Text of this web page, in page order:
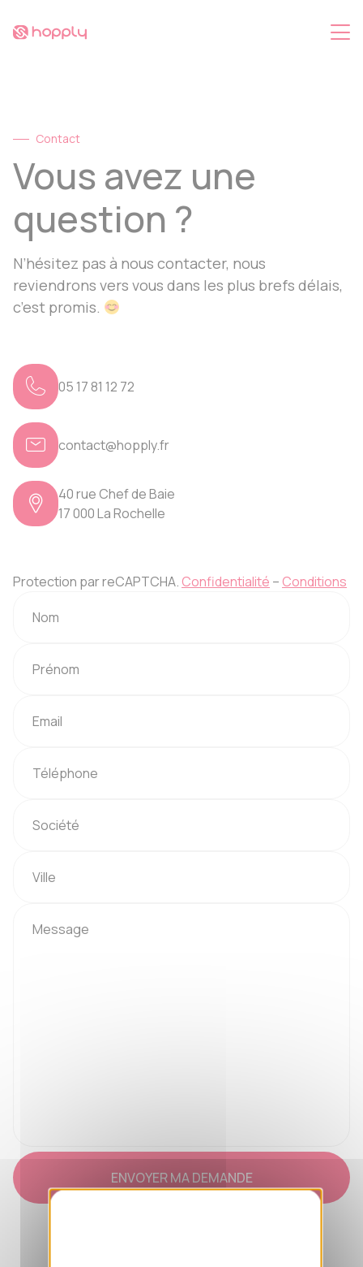
au
Contact
Vous avez une
question ?
N’hésitez pas à nous contacter, nous
reviendrons vers vous dans les plus brefs délais,
c’est promis.
05 17 81 12 72
contact@hopply.fr
40 rue Chef de Baie
17 000 La Rochelle
Protection par reCAPTCHA. Confidentialité – Conditions
Nom
Prénom
Email
Téléphone
Société
Ville
Message